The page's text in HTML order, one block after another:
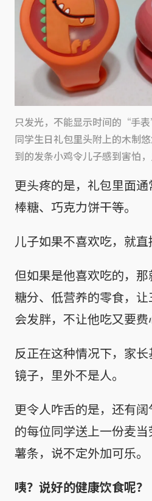
只发光，不能显示时间的“手
同学生日礼包里头附上的木制
到的发条小鸡令儿子感到害怕
更头疼的是，礼包里面
棒糖、巧克力饼干等。
儿子如果不喜欢吃，就直
但如果是他喜欢吃的，
糖分、低营养的零食，
会发胖，不让他吃又要费
反正在这种情况下，家
镜子，里外不是人。
更令人咋舌的是，还有
的每位同学送上一份麦
薯条，说不定外加可乐。
咦？说好的健康饮食呢？